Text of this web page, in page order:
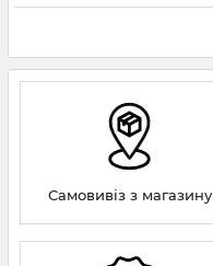
Самовивіз з магазину